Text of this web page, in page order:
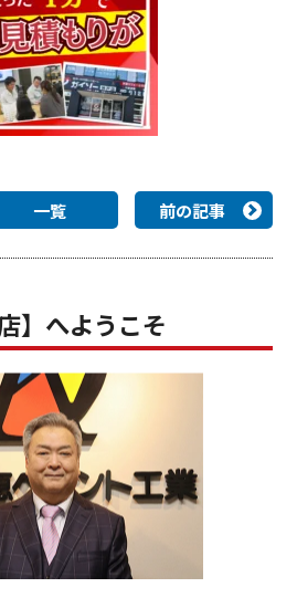
一覧 前の記事
】へようこそ